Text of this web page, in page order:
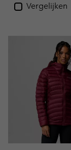
Vergelijken